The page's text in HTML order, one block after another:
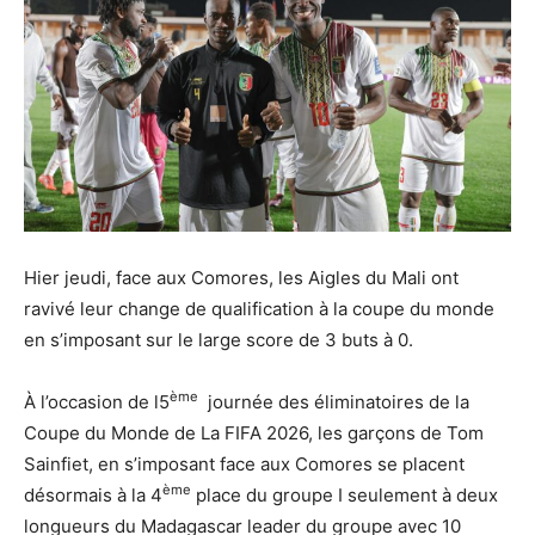
Hier jeudi, face aux Comores, les Aigles du Mali ont
ravivé leur change de qualification à la coupe du monde
en s’imposant sur le large score de 3 buts à 0.
À l’occasion de l5ème
journée des éliminatoires de la
Coupe du Monde de La FIFA 2026, les garçons de Tom
Sainfiet, en s’imposant face aux Comores se placent
désormais à la 4ème place du groupe I seulement à deux
longueurs du Madagascar leader du groupe avec 10